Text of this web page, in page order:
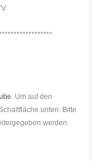
. Um auf den
unten. Bitte
werden.